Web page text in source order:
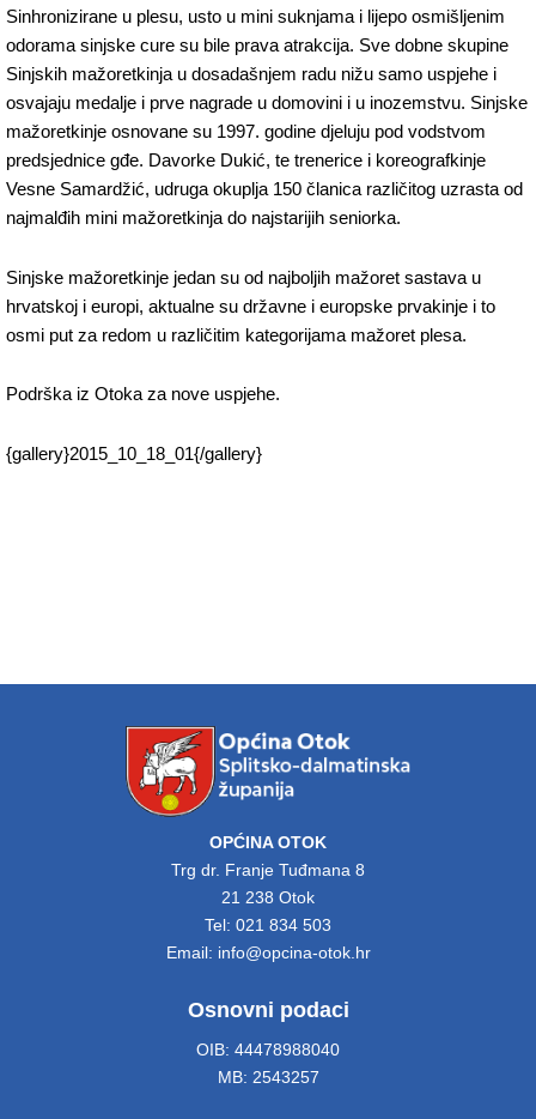
Sinhronizirane u plesu, usto u mini suknjama i lijepo osmišljenim
odorama sinjske cure su bile prava atrakcija. Sve dobne skupine
Sinjskih mažoretkinja u dosadašnjem radu nižu samo uspjehe i
osvajaju medalje i prve nagrade u domovini i u inozemstvu. Sinjske
mažoretkinje osnovane su 1997. godine djeluju pod vodstvom
predsjednice gđe. Davorke Dukić, te trenerice i koreografkinje
Vesne Samardžić, udruga okuplja 150 članica različitog uzrasta od
najmalđih mini mažoretkinja do najstarijih seniorka.
Sinjske mažoretkinje jedan su od najboljih mažoret sastava u
hrvatskoj i europi, aktualne su državne i europske prvakinje i to
osmi put za redom u različitim kategorijama mažoret plesa.
Podrška iz Otoka za nove uspjehe.
{gallery}2015_10_18_01{/gallery}
OPĆINA OTOK
Trg dr. Franje Tuđmana 8
21 238 Otok
Tel: 021 834 503
Email: info@opcina-otok.hr
Osnovni podaci
OIB: 44478988040
MB: 2543257